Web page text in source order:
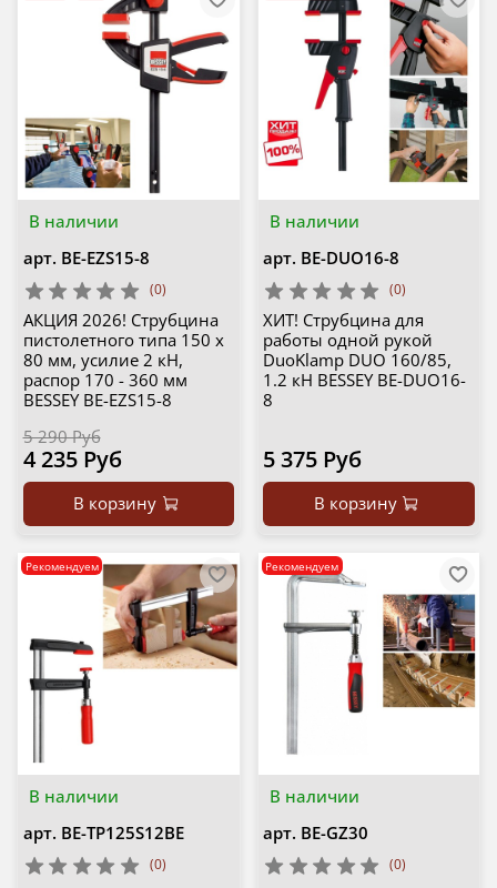
В наличии
арт. BE-EZS15-8
(0)
АКЦИЯ 2026! Струбцина
пистолетного типа 150 х
80 мм, усилие 2 кН,
распор 170 - 360 мм
BESSEY BE-EZS15-8
5 290 Руб
4 235 Руб
В корзину
В наличии
арт. BE-DUO16-8
(0)
ХИТ! Струбцина для
работы одной рукой
DuoKlamp DUO 160/85,
1.2 кН BESSEY BE-DUO16-
8
5 375 Руб
В корзину
В наличии
Рекомендуем
арт. BE-TP125S12BE
(0)
В наличии
Рекомендуем
арт. BE-GZ30
(0)